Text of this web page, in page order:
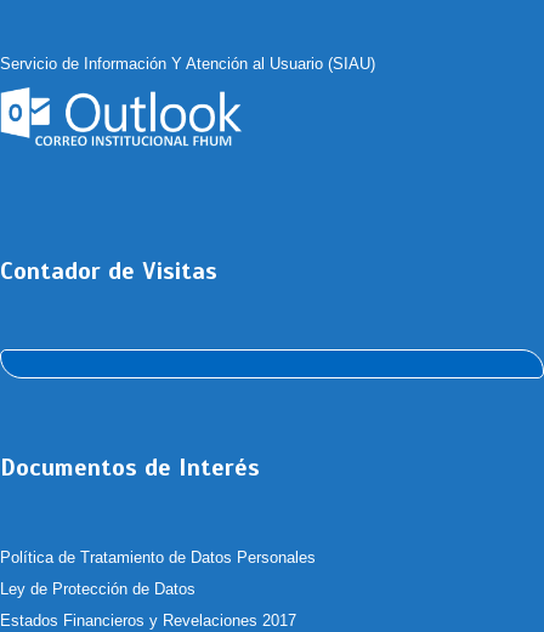
Servicio de Información Y Atención al Usuario (SIAU)
Contador de Visitas
Documentos de Interés
Política de Tratamiento de Datos Personales
Ley de Protección de Datos
Estados Financieros y Revelaciones 2017